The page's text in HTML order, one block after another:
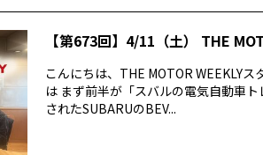
【第673回】4/11（土） THE
こんにちは、THE MOTOR WEEKLY
は まず前半が「スバルの電気自動車
されたSUBARUのBEV...